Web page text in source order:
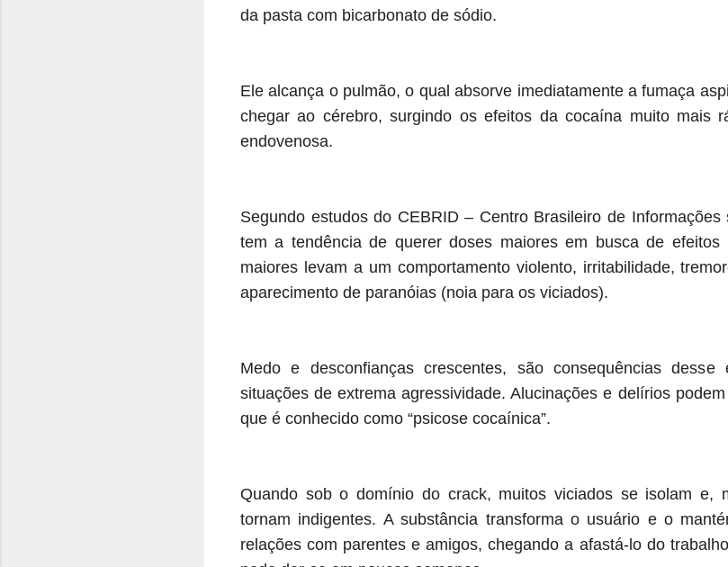
da pasta com bicarbonato de sódio.
Ele alcança o pulmão, o qual absorve imediatamente a fumaça
chegar ao cérebro, surgindo os efeitos da cocaína muito mais
endovenosa.
Segundo estudos do CEBRID – Centro Brasileiro de
tem a tendência de querer doses maiores em busca de
maiores levam a um comportamento violento, irritabilidade,
aparecimento de paranóias (noia para os viciados).
Medo e desconfianças crescentes, são consequências
situações de extrema agressividade. Alucinações e delírios
que é conhecido como “psicose cocaínica”.
Quando sob o domínio do crack, muitos viciados se isolam e,
tornam indigentes. A substância transforma o usuário e o
relações com parentes e amigos, chegando a afastá-lo do